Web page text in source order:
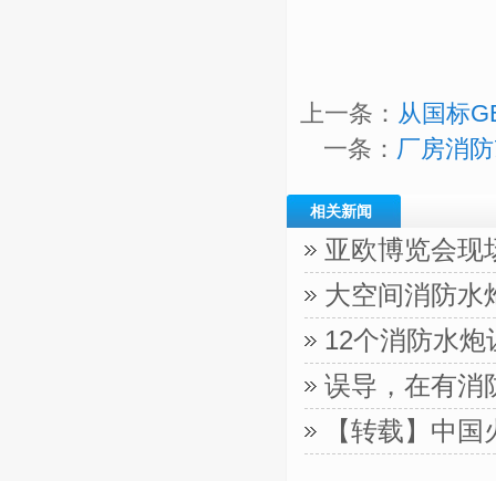
上一条： 从国标
一条： 厂房消
相关新闻
亚欧博览会现
大空间消防水
12个消防水
误导，在有消
【转载】中